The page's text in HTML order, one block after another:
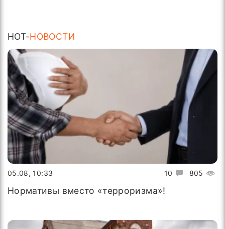
HOT-НОВОСТИ
10 805
05.08, 10:33
Нормативы вместо «терроризма»!